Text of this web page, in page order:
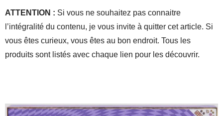
ATTENTION : Si vous ne souhaitez pas connaitre
l’intégralité du contenu, je vous invite à quitter cet article. Si
vous êtes curieux, vous êtes au bon endroit. Tous les
produits sont listés avec chaque lien pour les découvrir.